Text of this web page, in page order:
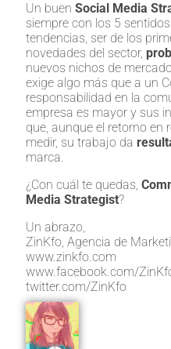
Un buen Social Media
siempre con los 5
tendencias, ser de los
novedades del sector,
nuevos nichos de
exige algo más que a un
responsabilidad en la
empresa es mayor y sus
que, aunque el retorno en
medir, su trabajo da
marca.
¿Con cuál te quedas,
Media Strategist?
Un abrazo,
ZinKfo, Agencia de
www.zinkfo.com
www.facebook.com/
twitter.com/ZinKfo